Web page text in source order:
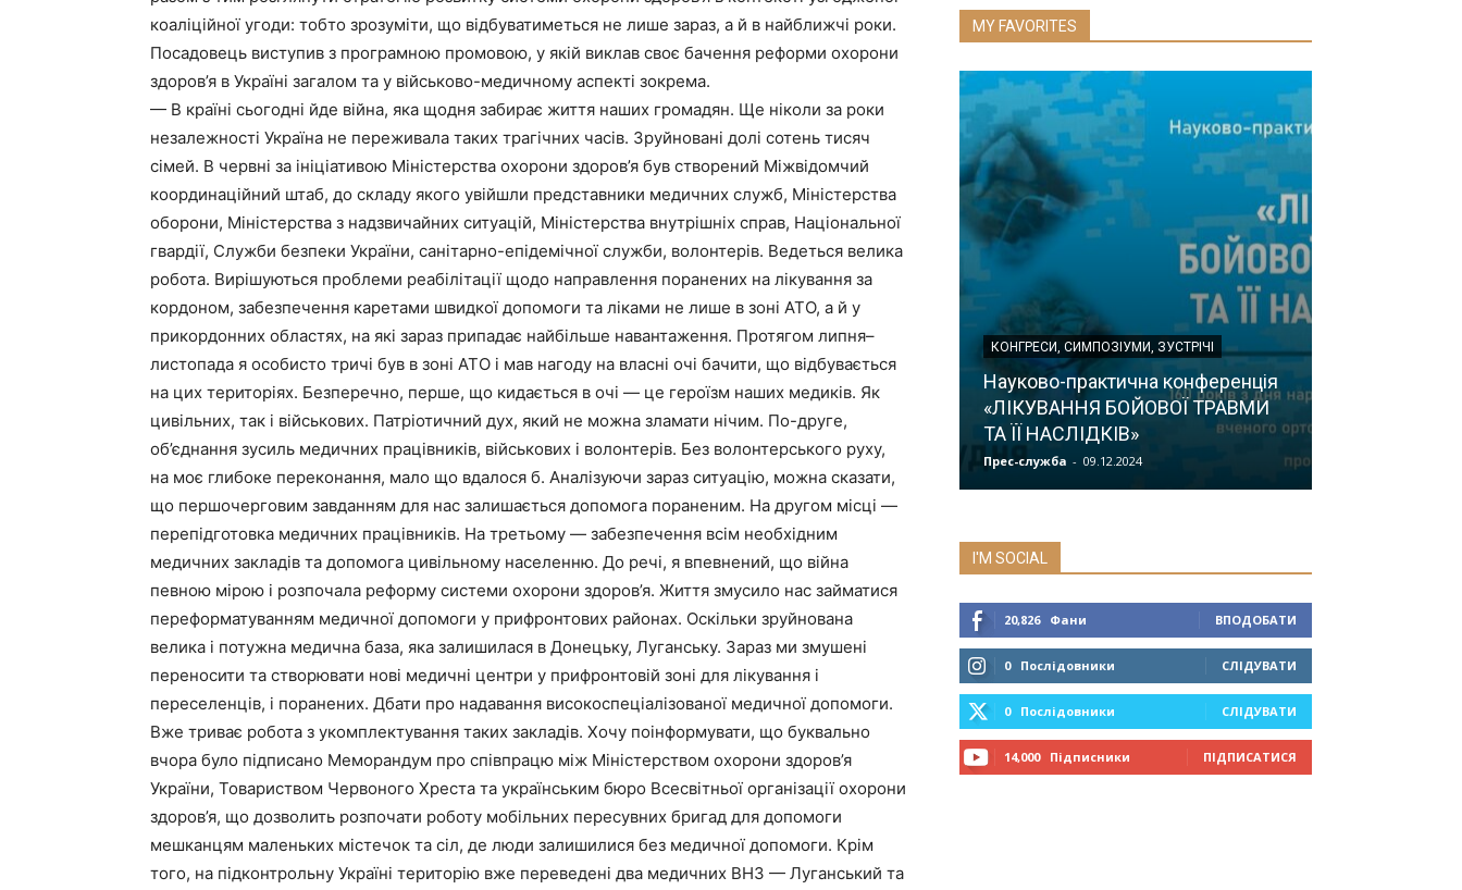
коаліційної угоди: тобто зрозуміти, що відбуватиметься не лише зараз, а й в найближчі роки.
Посадовець виступив з програмною промовою, у якій виклав своє бачення реформи охорони
здоров’я в Україні загалом та у військово-медичному аспекті зокрема.
— В країні сьогодні йде війна, яка щодня забирає життя наших громадян. Ще ніколи за роки
незалежності Україна не переживала таких трагічних часів. Зруйновані долі сотень тисяч
сімей. В червні за ініціативою Міністерства охорони здоров’я був створений Міжвідомчий
координаційний штаб, до складу якого увійшли представники медичних служб, Міністерства
оборони, Міністерства з надзвичайних ситуацій, Міністерства внутрішніх справ, Національної
гвардії, Служби безпеки України, санітарно-епідемічної служби, волонтерів. Ведеться велика
робота. Вирішуються проблеми реабілітації щодо направлення поранених на лікування за
кордоном, забезпечення каретами швидкої допомоги та ліками не лише в зоні АТО, а й у
прикордонних областях, на які зараз припадає найбільше навантаження. Протягом липня–
листопада я особисто тричі був в зоні АТО і мав нагоду на власні очі бачити, що відбувається
на цих територіях. Безперечно, перше, що кидається в очі — це героїзм наших медиків. Як
цивільних, так і військових. Патріотичний дух, який не можна зламати нічим. По-друге,
об’єднання зусиль медичних працівників, військових і волонтерів. Без волонтерського руху,
на моє глибоке переконання, мало що вдалося б. Аналізуючи зараз ситуацію, можна сказати,
що першочерговим завданням для нас залишається допомога пораненим. На другом місці —
перепідготовка медичних працівників. На третьому — забезпечення всім необхідним
медичних закладів та допомога цивільному населенню. До речі, я впевнений, що війна
певною мірою і розпочала реформу системи охорони здоров’я. Життя змусило нас займатися
переформатуванням медичної допомоги у прифронтових районах. Оскільки зруйнована
велика і потужна медична база, яка залишилася в Донецьку, Луганську. Зараз ми змушені
переносити та створювати нові медичні центри у прифронтовій зоні для лікування і
переселенців, і поранених. Дбати про надавання високоспеціалізованої медичної допомоги.
Вже триває робота з укомплектування таких закладів. Хочу поінформувати, що буквально
вчора було підписано Меморандум про співпрацю між Міністерством охорони здоров’я
України, Товариством Червоного Хреста та українським бюро Всесвітньої організації охорони
здоров’я, що дозволить розпочати роботу мобільних пересувних бригад для допомоги
мешканцям маленьких містечок та сіл, де люди залишилися без медичної допомоги. Крім
того, на підконтрольну Україні територію вже переведені два медичних ВНЗ — Луганський та
MY FAVORITES
КОНГРЕСИ, СИМПОЗІУМИ, ЗУСТРІЧІ
Науково-практична конференція
«ЛІКУВАННЯ БОЙОВОЇ ТРАВМИ
ТА ЇЇ НАСЛІДКІВ»
Прес-служба - 09.12.2024
I'M SOCIAL
20,826 Фани ВПОДОБАТИ
0 Послідовники СЛІДУВАТИ
0 Послідовники СЛІДУВАТИ
14,000 Підписники ПІДПИСАТИСЯ